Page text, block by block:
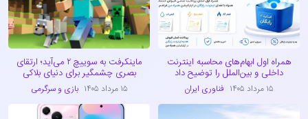
همراه اول ابهام‌های محاسبه اینترنت
داخلی و بین‌الملل را توضیح داد
۱۵ مرداد ۱۴۰۵ فناوری ایران
ماینکرفت به سوییچ ۲ می‌آید؛ ارتقای
بصری چشمگیر برای دنیای بلاکی
۱۵ مرداد ۱۴۰۵ بازی و سرگرمی